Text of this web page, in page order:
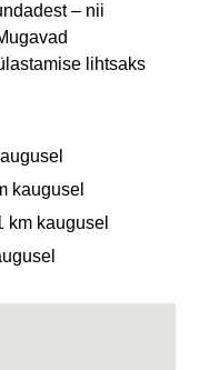
– nii
lihtsaks
kaugusel
km kaugusel